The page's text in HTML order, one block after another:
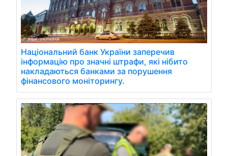
Національний банк України заперечив
інформацію про значні штрафи, які нібито
накладаються банками за порушення
фінансового моніторингу.